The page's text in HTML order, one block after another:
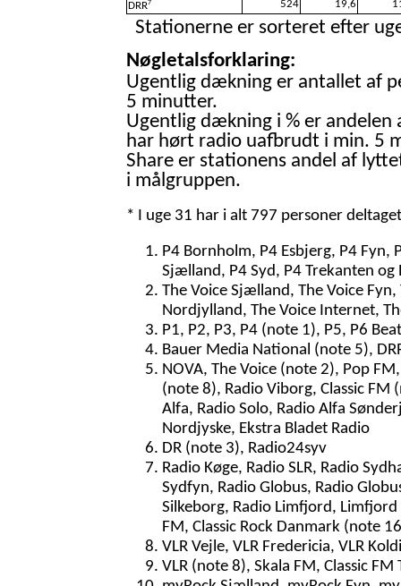
DRR7 524 19,6
Stationerne er sorteret efter
Nøgletalsforklaring:
Ugentlig dækning er antallet af
5 minutter.
Ugentlig dækning i % er
har hørt radio uafbrudt i min. 5
Share er stationens andel af
i målgruppen.
* I uge 31 har i alt 797 personer
P4 Bornholm, P4 Esbjerg, P4
Sjælland, P4 Syd, P4 Trekanten
The Voice Sjælland, The Voice
Nordjylland, The Voice Internet,
P1, P2, P3, P4 (note 1), P5, P6
Bauer Media National (note 5),
NOVA, The Voice (note 2), Pop
(note 8), Radio Viborg, Classic FM
Alfa, Radio Solo, Radio Alfa
Nordjyske, Ekstra Bladet Radio
DR (note 3), Radio24syv
Radio Køge, Radio SLR, Radio
Sydfyn, Radio Globus, Radio
Silkeborg, Radio Limfjord,
FM, Classic Rock Danmark (note
VLR Vejle, VLR Fredericia, VLR
VLR (note 8), Skala FM, Classic